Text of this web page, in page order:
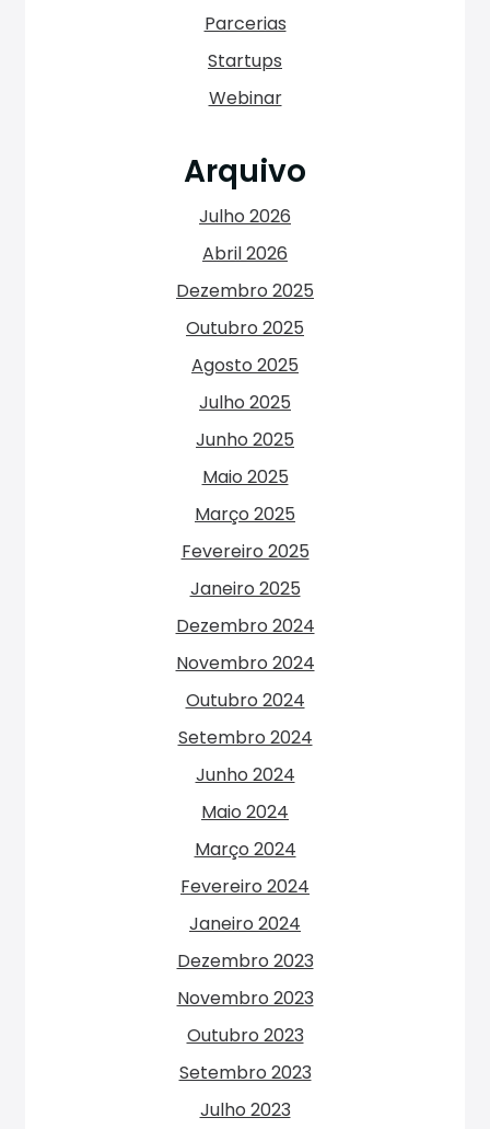
Parcerias
Startups
Webinar
Arquivo
Julho 2026
Abril 2026
Dezembro 2025
Outubro 2025
Agosto 2025
Julho 2025
Junho 2025
Maio 2025
Março 2025
Fevereiro 2025
Janeiro 2025
Dezembro 2024
Novembro 2024
Outubro 2024
Setembro 2024
Junho 2024
Maio 2024
Março 2024
Fevereiro 2024
Janeiro 2024
Dezembro 2023
Novembro 2023
Outubro 2023
Setembro 2023
Julho 2023